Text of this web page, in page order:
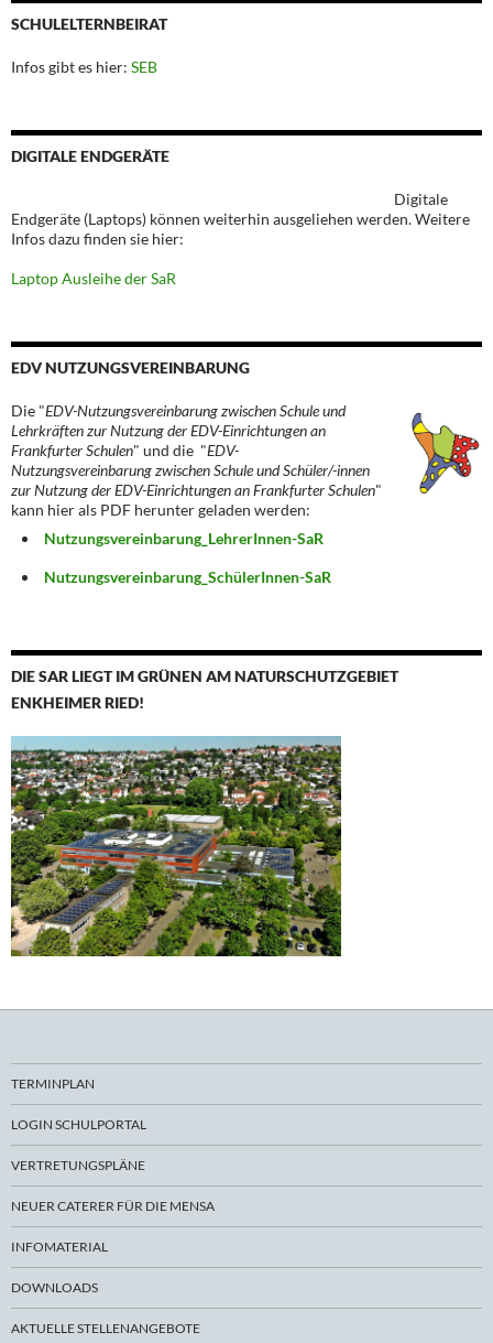
SCHULELTERNBEIRAT
Infos gibt es hier: SEB
DIGITALE ENDGERÄTE
Digitale
Endgeräte (Laptops) können weiterhin ausgeliehen werden. Weitere
Infos dazu finden sie hier:
Laptop Ausleihe der SaR
EDV NUTZUNGSVEREINBARUNG
Die "EDV-Nutzungsvereinbarung zwischen Schule und
Lehrkräften zur Nutzung der EDV-Einrichtungen an
Frankfurter Schulen" und die "EDV-
Nutzungsvereinbarung zwischen Schule und Schüler/-innen
zur Nutzung der EDV-Einrichtungen an Frankfurter Schulen"
kann hier als PDF herunter geladen werden:
Nutzungsvereinbarung_LehrerInnen-SaR
Nutzungsvereinbarung_SchülerInnen-SaR
DIE SAR LIEGT IM GRÜNEN AM NATURSCHUTZGEBIET
ENKHEIMER RIED!
TERMINPLAN
LOGIN SCHULPORTAL
VERTRETUNGSPLÄNE
NEUER CATERER FÜR DIE MENSA
INFOMATERIAL
DOWNLOADS
AKTUELLE STELLENANGEBOTE